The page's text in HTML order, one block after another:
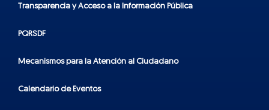
Transparencia y Acceso a la Información Pública
PQRSDF
Mecanismos para la Atención al Ciudadano
Calendario de Eventos